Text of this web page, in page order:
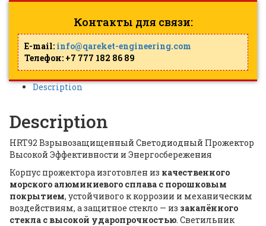
Контакты для связи:
E-mail: info@qareket-engineering.com
Телефон: +7 777 182 86 89
Description
Description
HRT92 Взрывозащищенный Светодиодный Прожектор
Высокой Эффективности и Энергосбережения
Корпус прожектора изготовлен из качественного
морского алюминиевого сплава с порошковым
покрытием, устойчивого к коррозии и механическим
воздействиям, а защитное стекло — из закалённого
стекла с высокой ударопрочностью. Светильник